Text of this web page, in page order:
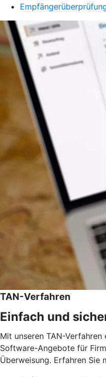
TAN-Verfahren
Einfach und
Mit unseren TAN-
Software-Angebote für
Überweisung. Erfahren Sie